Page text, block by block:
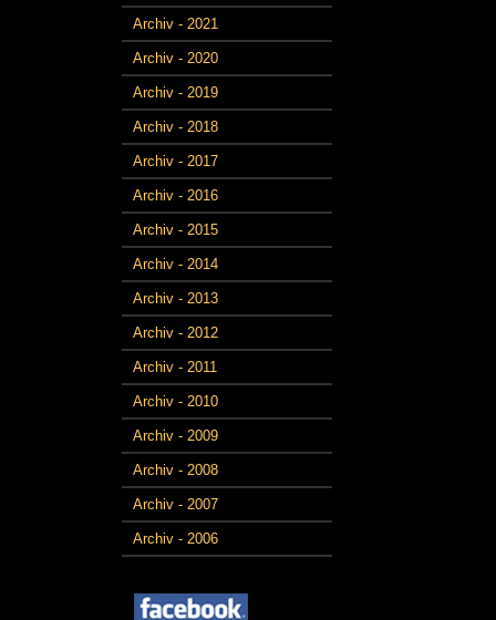
Archiv - 2021
Archiv - 2020
Archiv - 2019
Archiv - 2018
Archiv - 2017
Archiv - 2016
Archiv - 2015
Archiv - 2014
Archiv - 2013
Archiv - 2012
Archiv - 2011
Archiv - 2010
Archiv - 2009
Archiv - 2008
Archiv - 2007
Archiv - 2006